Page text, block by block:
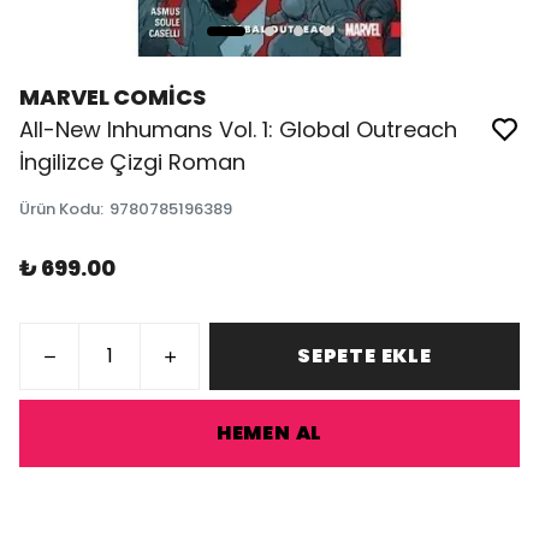
MARVEL COMİCS
All-New Inhumans Vol. 1: Global Outreach
İngilizce Çizgi Roman
Ürün Kodu: 9780785196389
₺ 699.00
SEPETE EKLE
HEMEN AL